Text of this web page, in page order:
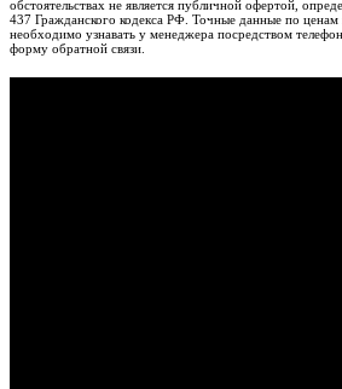
обстоятельствах не является публичной офертой,
437 Гражданского кодекса РФ. Точные данные по
необходимо узнавать у менеджера посредством
форму обратной связи.